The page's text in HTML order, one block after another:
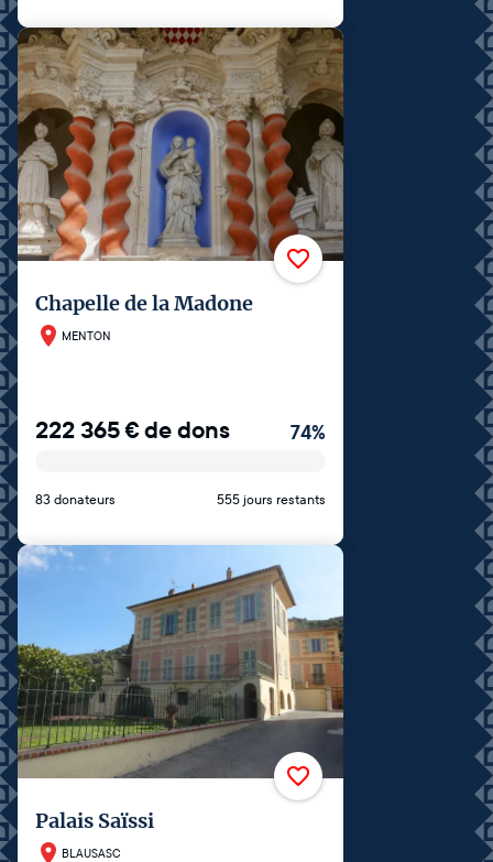
Chapelle de la Madone
MENTON
222 365€de dons 74%
83 donateurs 555 jours restants
Palais Saïssi
BLAUSASC